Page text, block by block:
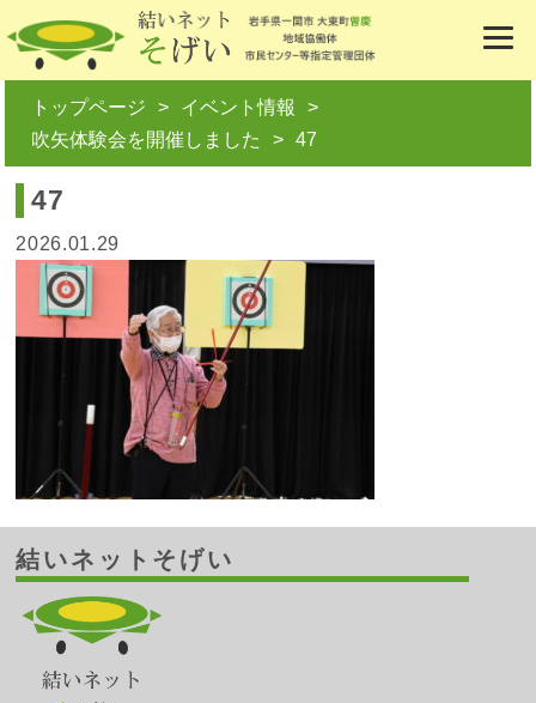
トップページ
イベント情報
吹矢体験会を開催しました
47
47
2026.01.29
結いネットそげい